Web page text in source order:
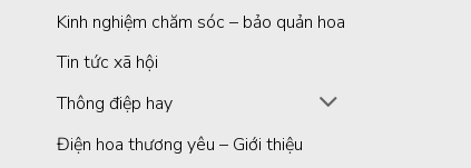
Kinh nghiệm chăm sóc – bảo quản hoa
Tin tức xã hội
Thông điệp hay
Điện hoa thương yêu – Giới thiệu